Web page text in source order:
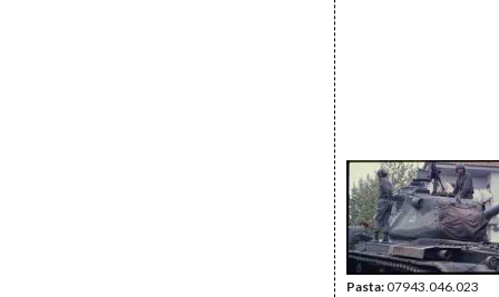
Pasta:07943.046.023